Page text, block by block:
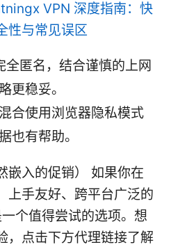
VPN 深度指南：快
性与常见误区
全匿名，结合谨慎的上网
更稳妥。
合使用浏览器隐私模式
也有帮助。
嵌入的促销） 如果你在
上手友好、跨平台广泛的
个值得尝试的选项。想
，点击下方代理链接了解